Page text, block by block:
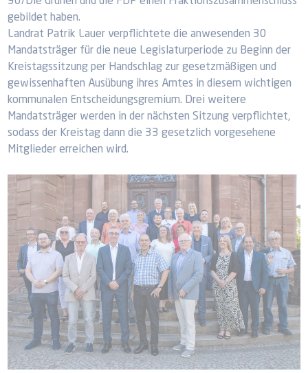
gebildet haben.
Landrat Patrik Lauer verpflichtete die anwesenden 30
Mandatsträger für die neue Legislaturperiode zu Beginn der
Kreistagssitzung per Handschlag zur gesetzmäßigen und
gewissenhaften Ausübung ihres Amtes in diesem wichtigen
kommunalen Entscheidungsgremium. Drei weitere
Mandatsträger werden in der nächsten Sitzung verpflichtet,
sodass der Kreistag dann die 33 gesetzlich vorgesehene
Mitglieder erreichen wird.